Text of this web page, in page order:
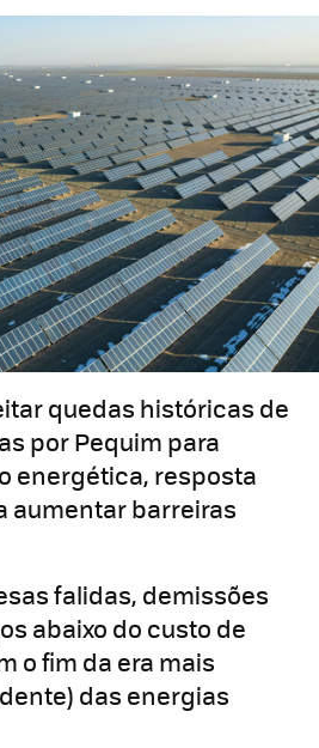
quedas históricas de
por Pequim para
energética, resposta
aumentar barreiras
falidas, demissões
abaixo do custo de
o fim da era mais
das energias